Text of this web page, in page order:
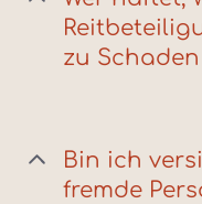
zu
Bin ich
fremde